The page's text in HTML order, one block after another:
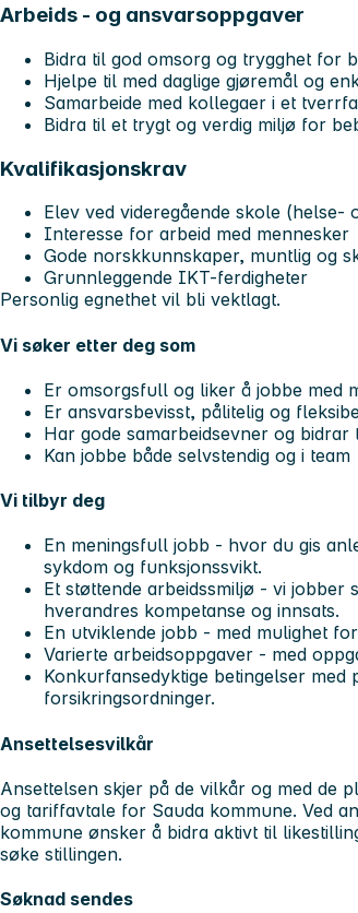
Arbeids - og ansvarsoppgaver
Bidra til god omsorg og trygghet for
Hjelpe til med daglige gjøremål og
Samarbeide med kollegaer i et
Bidra til et trygt og verdig miljø for
Kvalifikasjonskrav
Elev ved videregående skole
Interesse for arbeid med mennesker
Gode norskkunnskaper, muntlig og
Grunnleggende IKT-ferdigheter
Personlig egnethet vil bli vektlagt.
Vi søker etter deg som
Er omsorgsfull og liker å jobbe med
Er ansvarsbevisst, pålitelig og
Har gode samarbeidsevner og bidrar
Kan jobbe både selvstendig og i team
Vi tilbyr deg
En meningsfull jobb - hvor du gis
sykdom og funksjonssvikt.
Et støttende arbeidssmiljø - vi jobber
hverandres kompetanse og innsats.
En utviklende jobb - med mulighet
Varierte arbeidsoppgaver - med
Konkurfansedyktige betingelser med
forsikringsordninger.
Ansettelsesvilkår
Ansettelsen skjer på de vilkår og med de
og tariffavtale for Sauda kommune. Ved
kommune ønsker å bidra aktivt til
søke stillingen.
Søknad sendes